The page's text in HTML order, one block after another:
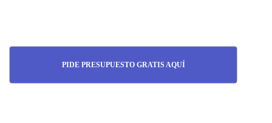
PIDE PRESUPUESTO GRATIS AQUÍ